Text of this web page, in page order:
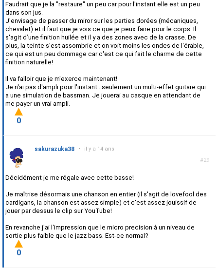
Faudrait que je la "restaure" un peu car pour l'instant elle est un peu
dans son jus.
J'envisage de passer du miror sur les parties dorées (mécaniques,
chevalet) et il faut que je vois ce que je peux faire pour le corps. Il
s'agit d’une finition huilée et il y a des zones avec de la crasse. De
plus, la teinte s'est assombrie et on voit moins les ondes de l'érable,
ce qui est un peu dommage car c'est ce qui fait le charme de cette
finition naturelle!
Il va falloir que je m'exerce maintenant!
Je n'ai pas d'ampli pour l'instant...seulement un multi-effet guitare qui
a une simulation de bassman. Je jouerai au casque en attendant de
me payer un vrai ampli.
0
#29
sakurazuka38 • il y a 14 ans
Décidément je me régale avec cette basse!
Je maîtrise désormais une chanson en entier (il s'agit de lovefool des
cardigans, la chanson est assez simple) et c'est assez jouissif de
jouer par dessus le clip sur YouTube!
En revanche j'ai l'impression que le micro precision à un niveau de
sortie plus faible que le jazz bass. Est-ce normal?
0